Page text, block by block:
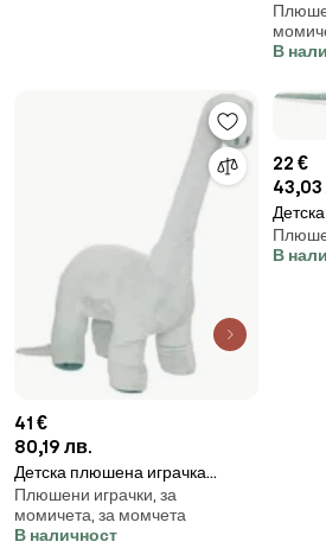
В
41 €
80,19 лв.
Детска плюшена играчка
atmosphera Dino, 90 cm
Плюшени играчки, за
момичета, за момчета
В наличност
22 €
43,03
см
В